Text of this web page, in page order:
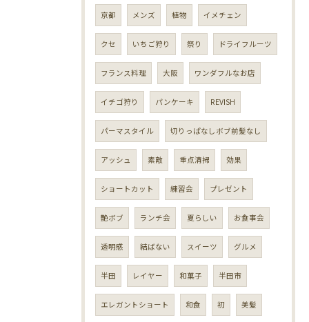
京都 メンズ 植物 イメチェン
クセ いちご狩り 祭り ドライフルーツ
フランス料理 大阪 ワンダフルなお店
イチゴ狩り パンケーキ REVISH
パーマスタイル 切りっぱなしボブ前髪なし
アッシュ 素敵 重点清掃 効果
ショートカット 練習会 プレゼント
艶ボブ ランチ会 夏らしい お食事会
透明感 結ばない スイーツ グルメ
半田 レイヤー 和菓子 半田市
エレガントショート 和食 初 美髪